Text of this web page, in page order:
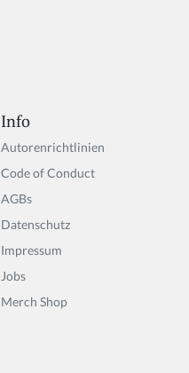
Info
Autorenrichtlinien
Code of Conduct
AGBs
Datenschutz
Impressum
Jobs
Merch Shop